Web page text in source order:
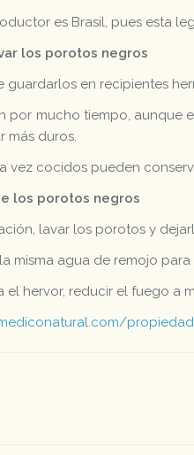
es Brasil, pues esta
los porotos negros
guardarlos en recipientes
por mucho tiempo, aunque
más duros.
vez cocidos pueden
los porotos negros
lavar los porotos y
misma agua de remojo
el hervor, reducir el fuego a